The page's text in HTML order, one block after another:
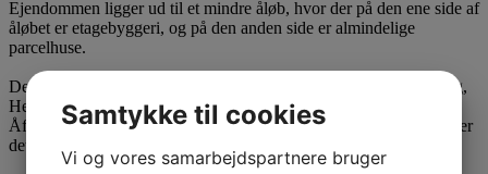
Ejendommen ligger ud til et mindre åløb, hvor der på den ene side af
åløbet er etagebyggeri, og på den anden side er almindelige
parcelhuse.
Der er kort afstand til Frederikssundsvej og indkøb BIG Shopping,
Herlev Hovedgade m.m. Herlev station ligger i gåafstand fra
Åfløjen, og hvis man ønsker at køre til centrum af København tager
det ca. 20 min. i bil.
Samtykke til cookies
Vi og vores samarbejdspartnere bruger